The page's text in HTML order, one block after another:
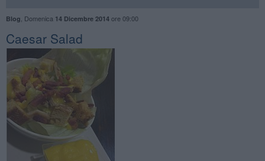
Blog Domenica 14 Dicembre 2014ore 09:00
Caesar Salad